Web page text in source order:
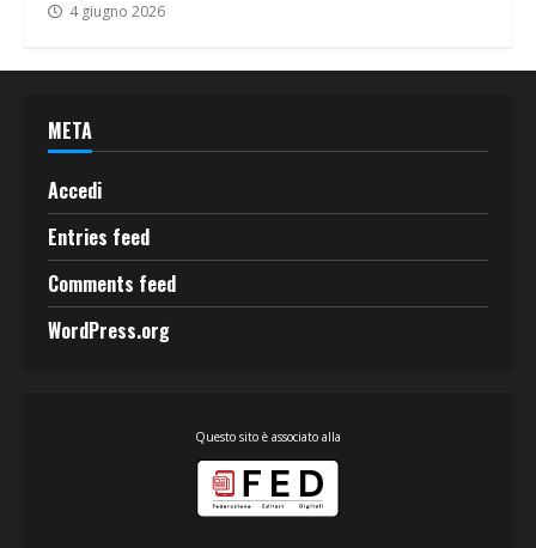
4 giugno 2026
META
Accedi
Entries feed
Comments feed
WordPress.org
Questo sito è associato alla